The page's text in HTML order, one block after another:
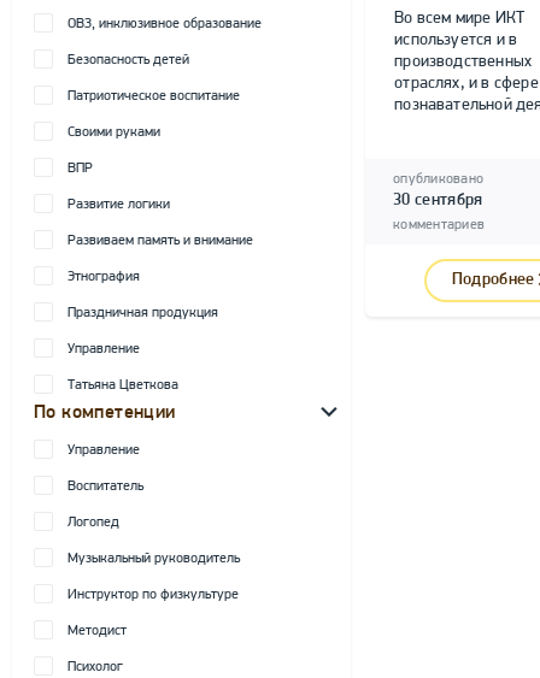
ОВЗ, инклюзивное образование
Безопасность детей
Патриотическое воспитание
Своими руками
ВПР
Развитие логики
Развиваем память и внимание
Этнография
Праздничная продукция
Управление
Татьяна Цветкова
По компетенции
Управление
Воспитатель
Логопед
Музыкальный руководитель
Инструктор по физкультуре
Методист
Психолог
Во всем мире ИКТ
используется и в
производственных
отраслях, и в сфере
познавательной
опубликовано
30 сентября
комментариев
Подробнее